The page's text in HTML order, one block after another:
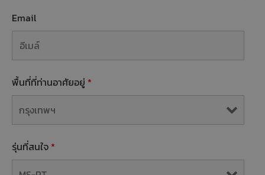
Email
พื้นที่ที่ท่านอาศัยอยู่ *
รุ่นที่สนใจ *